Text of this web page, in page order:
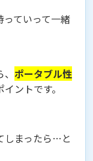
ていって一緒
ポータブル性
ントです。
しまったら…と